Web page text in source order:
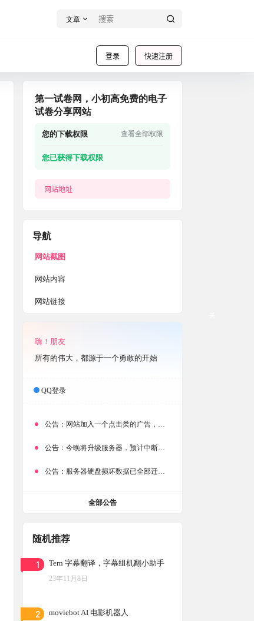
文章
登录 快速注册
第一试卷网，小初高免费的电子
试卷分享网站
您的下载权限 查看全部权限
您已获得下载权限
网站地址
导航
网站截图
网站内容
网站链接
嗨！朋友
所有的伟大，都源于一个勇敢的开始
QQ登录
公告： 网站加入一个点击类的广告，大家点击下载按钮需要注意
公告： 今晚将升级服务器，预计中断时常为1分钟
公告： 服务器硬盘损坏数据已全部迁移备份，网站恢复完成！
全部公告
随机推荐
1 Tern 字幕翻译，字幕组机翻小助手
23年11月8日
2 moviebot AI 电影机器人